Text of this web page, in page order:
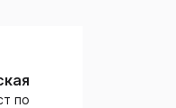
по